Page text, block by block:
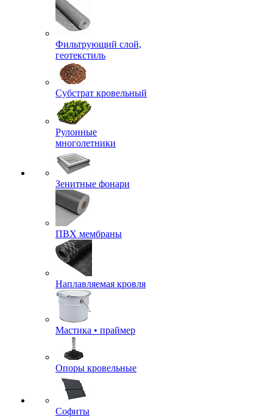
Фильтрующий слой,
геотекстиль
Субстрат кровельный
Рулонные
многолетники
Зенитные фонари
ПВХ мембраны
Наплавляемая кровля
Мастика • праймер
Опоры кровельные
Софиты